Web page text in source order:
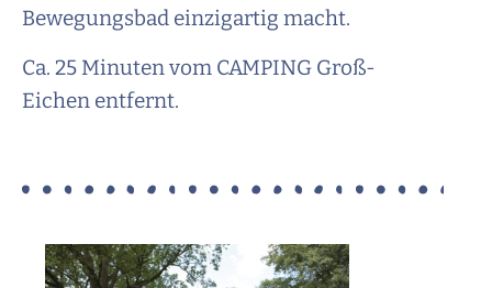
Bewegungsbad einzigartig macht.
Ca. 25 Minuten vom CAMPING Groß-
Eichen entfernt.